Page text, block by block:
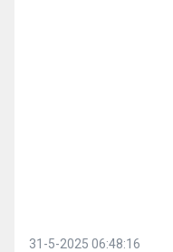
31-5-2025 06:48:16